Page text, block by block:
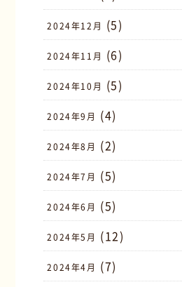
2024年12月 (5)
2024年11月 (6)
2024年10月 (5)
2024年9月 (4)
2024年8月 (2)
2024年7月 (5)
2024年6月 (5)
2024年5月 (12)
2024年4月 (7)